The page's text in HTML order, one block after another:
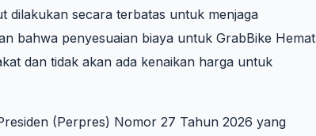
dilakukan secara terbatas untuk menjaga
bahwa penyesuaian biaya untuk GrabBike Hemat
dan tidak akan ada kenaikan harga untuk
(Perpres) Nomor 27 Tahun 2026 yang